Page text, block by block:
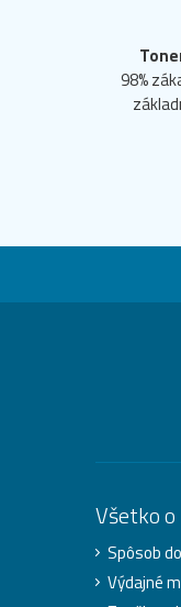
98%
Všetko
Spôsob
Výdajné